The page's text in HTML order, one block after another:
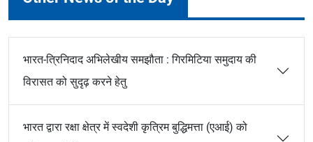
भारत-त्रिनिदाद अभिलेखीय समझौता : गिरमिटिया समुदाय की
विरासत को सुदृढ़ करने हेतु
भारत द्वारा रक्षा क्षेत्र में स्वदेशी कृत्रिम बुद्धिमत्ता (एआई) को